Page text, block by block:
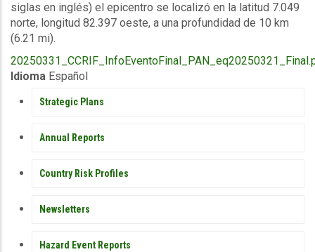
siglas en inglés) el epicentro se localizó en la latitud 7.049
norte, longitud 82.397 oeste, a una profundidad de 10 km
(6.21 mi).
Upload
Publication
Idioma Español
PUBLICATIONS
Strategic Plans
Annual Reports
Country Risk Profiles
Newsletters
Hazard Event Reports